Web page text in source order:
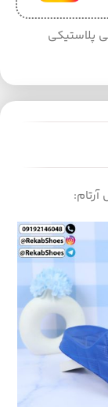
پلاستیکی